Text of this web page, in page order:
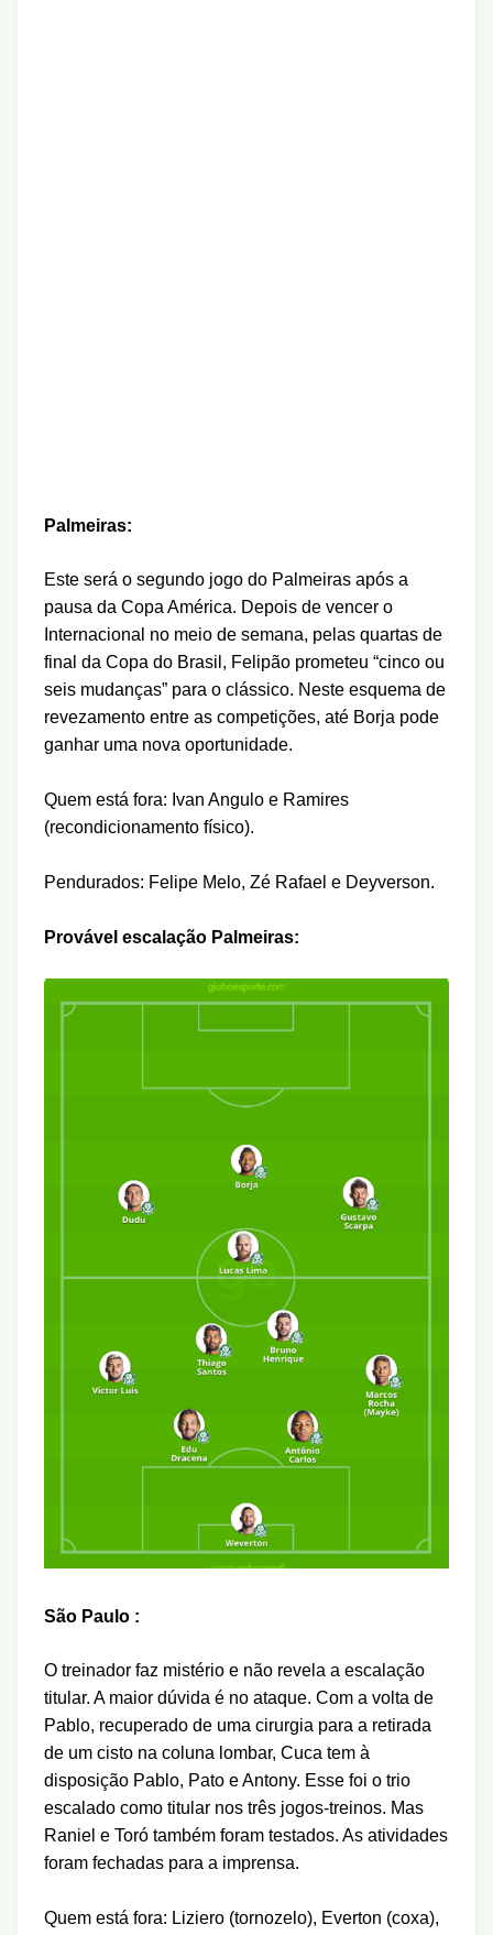
Palmeiras:
Este será o segundo jogo do Palmeiras após a
pausa da Copa América. Depois de vencer o
Internacional no meio de semana, pelas quartas de
final da Copa do Brasil, Felipão prometeu “cinco ou
seis mudanças” para o clássico. Neste esquema de
revezamento entre as competições, até Borja pode
ganhar uma nova oportunidade.
Quem está fora: Ivan Angulo e Ramires
(recondicionamento físico).
Pendurados: Felipe Melo, Zé Rafael e Deyverson.
Provável escalação Palmeiras:
São Paulo :
O treinador faz mistério e não revela a escalação
titular. A maior dúvida é no ataque. Com a volta de
Pablo, recuperado de uma cirurgia para a retirada
de um cisto na coluna lombar, Cuca tem à
disposição Pablo, Pato e Antony. Esse foi o trio
escalado como titular nos três jogos-treinos. Mas
Raniel e Toró também foram testados. As atividades
foram fechadas para a imprensa.
Quem está fora: Liziero (tornozelo), Everton (coxa),